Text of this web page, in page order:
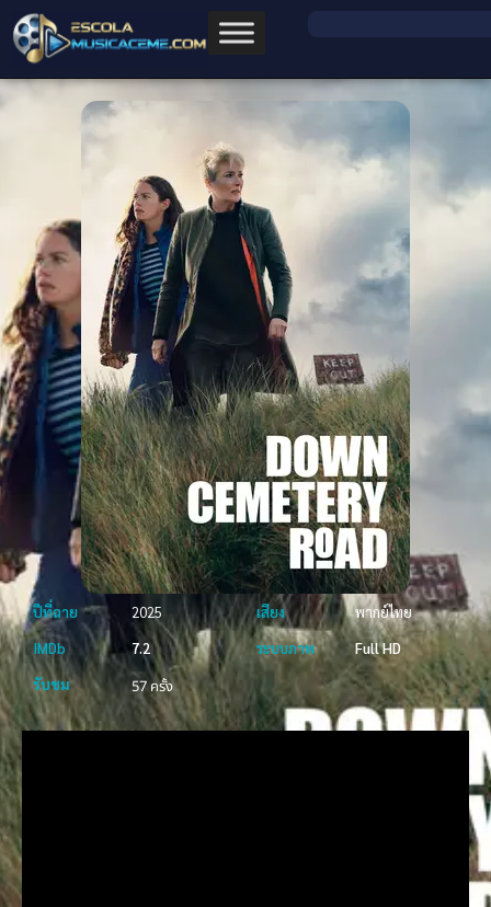
ปีที่ฉาย 2025 เสียง
พากย์ไทย
IMDb
7.2 ระบบภาพ
Full HD
รับชม
57 ครั้ง